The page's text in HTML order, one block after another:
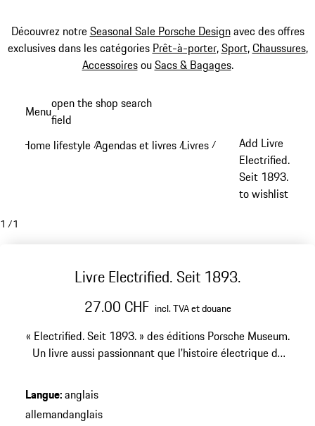
Découvrez notreSeasonal Sale Porsche Designavec des offres
exclusives dans les catégories Prêt-à-porter,Sport,Chaussures,
AccessoiresouSacs & Bagages.
principal
Menuopen the shop search
field
Home lifestyle /Agendas et livres /Livres /
Add Livre
Electrified.
Seit 1893.
to wishlist
1 /1
Livre Electrified. Seit 1893.
27.00 CHF incl. TVA et douane
« Electrified. Seit 1893. » des éditions Porsche Museum.
Un livre aussi passionnant que l'histoire électrique de
Langue:anglais
allemandanglais